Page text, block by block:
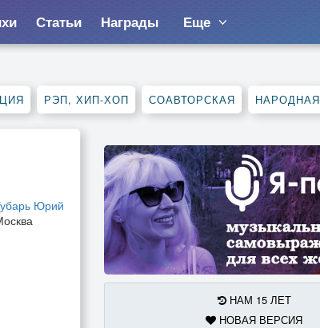
Статьи Награды Еще
РЭП, ХИП-ХОП СОАВТОРСКАЯ НАРОДНАЯ
Юрий
НАМ 15 ЛЕТ
НОВАЯ ВЕРСИЯ